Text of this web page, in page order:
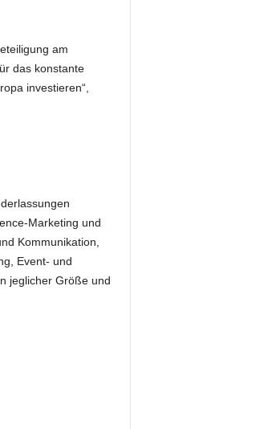
am
das konstante
investieren“,
Marketing und
Kommunikation,
Event- und
jeglicher Größe und